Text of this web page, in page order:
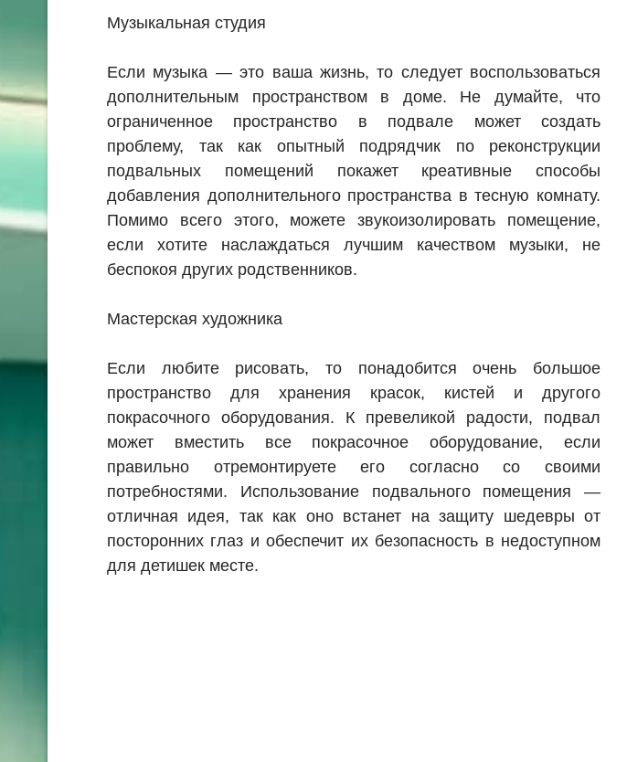
Музыкальная студия
Если музыка — это ваша жизнь, то следует воспользоваться
дополнительным пространством в доме. Не думайте, что
ограниченное пространство в подвале может создать
проблему, так как опытный подрядчик по реконструкции
подвальных помещений покажет креативные способы
добавления дополнительного пространства в тесную комнату.
Помимо всего этого, можете звукоизолировать помещение,
если хотите наслаждаться лучшим качеством музыки, не
беспокоя других родственников.
Мастерская художника
Если любите рисовать, то понадобится очень большое
пространство для хранения красок, кистей и другого
покрасочного оборудования. К превеликой радости, подвал
может вместить все покрасочное оборудование, если
правильно отремонтируете его согласно со своими
потребностями. Использование подвального помещения —
отличная идея, так как оно встанет на защиту шедевры от
посторонних глаз и обеспечит их безопасность в недоступном
для детишек месте.